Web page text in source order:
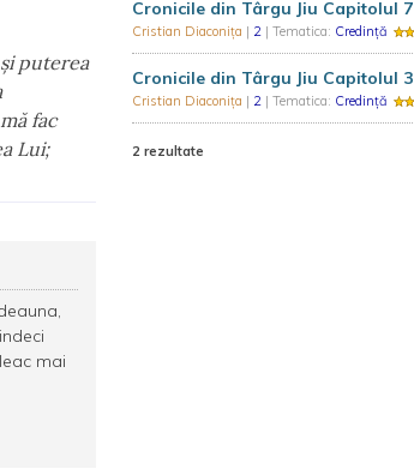
Cronicile din Târgu Jiu Capitolul 7
Cristian Diaconița | 2 | Tematica: Credință
Cronicile din Târgu Jiu Capitolul 3
Cristian Diaconița | 2 | Tematica: Credință
2 rezultate
puterea
fac
Lui;
mai